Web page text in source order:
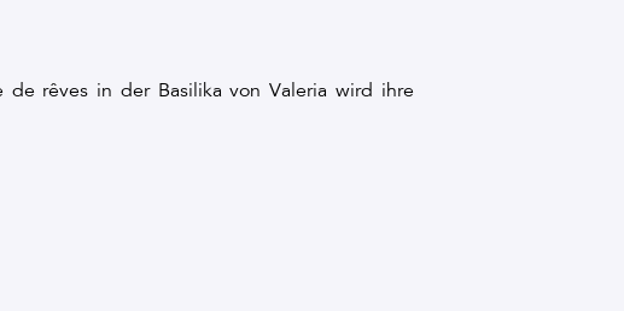
de rêves in der Basilika von Valeria wird ihre